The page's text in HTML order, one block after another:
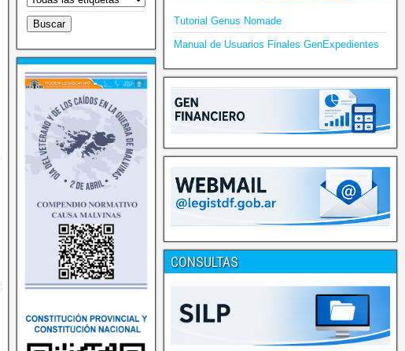
Tutorial Genus Nomade
Manual de Usuarios Finales GenExpedientes
CONSULTAS